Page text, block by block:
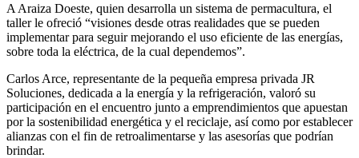
A Araiza Doeste, quien desarrolla un sistema de permacultura, el
taller le ofreció “visiones desde otras realidades que se pueden
implementar para seguir mejorando el uso eficiente de las energías,
sobre toda la eléctrica, de la cual dependemos”.
Carlos Arce, representante de la pequeña empresa privada JR
Soluciones, dedicada a la energía y la refrigeración, valoró su
participación en el encuentro junto a emprendimientos que apuestan
por la sostenibilidad energética y el reciclaje, así como por establecer
alianzas con el fin de retroalimentarse y las asesorías que podrían
brindar.